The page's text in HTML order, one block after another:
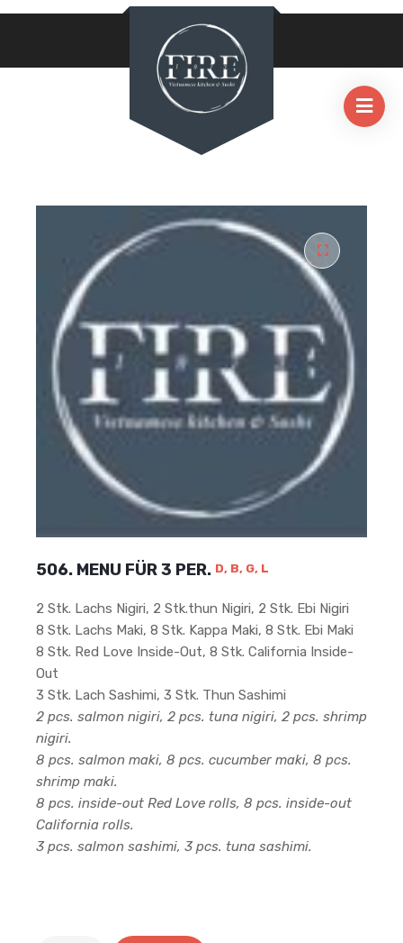
506. MENU FÜR 3 PER. D, B, G, L
2 Stk. Lachs Nigiri, 2 Stk.thun Nigiri, 2 Stk. Ebi Nigiri
8 Stk. Lachs Maki, 8 Stk. Kappa Maki, 8 Stk. Ebi Maki
8 Stk. Red Love Inside-Out, 8 Stk. California Inside-
Out
3 Stk. Lach Sashimi, 3 Stk. Thun Sashimi
2 pcs. salmon nigiri, 2 pcs. tuna nigiri, 2 pcs. shrimp
nigiri.
8 pcs. salmon maki, 8 pcs. cucumber maki, 8 pcs.
shrimp maki.
8 pcs. inside-out Red Love rolls, 8 pcs. inside-out
California rolls.
3 pcs. salmon sashimi, 3 pcs. tuna sashimi.